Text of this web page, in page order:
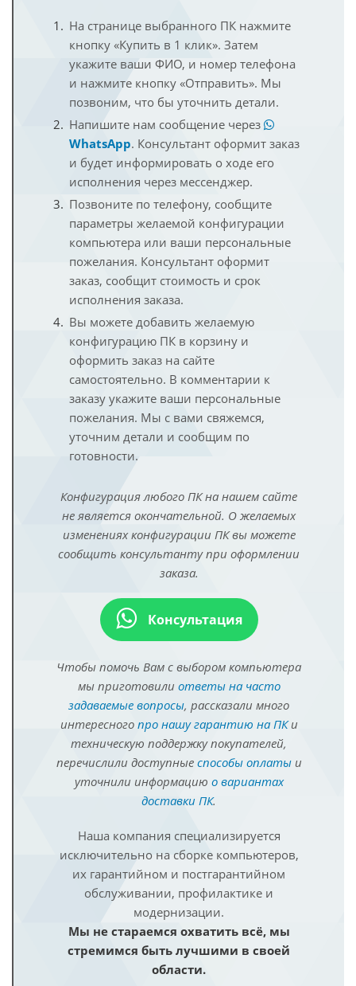
На странице выбранного ПК нажмите
кнопку «Купить в 1 клик». Затем
укажите ваши ФИО, и номер телефона
и нажмите кнопку «Отправить». Мы
позвоним, что бы уточнить детали.
Напишите нам сообщение через
WhatsApp. Консультант оформит заказ
и будет информировать о ходе его
исполнения через мессенджер.
Позвоните по телефону, сообщите
параметры желаемой конфигурации
компьютера или ваши персональные
пожелания. Консультант оформит
заказ, сообщит стоимость и срок
исполнения заказа.
Вы можете добавить желаемую
конфигурацию ПК в корзину и
оформить заказ на сайте
самостоятельно. В комментарии к
заказу укажите ваши персональные
пожелания. Мы с вами свяжемся,
уточним детали и сообщим по
готовности.
Конфигурация любого ПК на нашем сайте
не является окончательной. О желаемых
изменениях конфигурации ПК вы можете
сообщить консультанту при оформлении
заказа.
Консультация
Чтобы помочь Вам с выбором компьютера
мы приготовили ответы на часто
задаваемые вопросы, рассказали много
интересного про нашу гарантию на ПКи
техническую поддержку покупателей,
перечислили доступные способы оплатыи
уточнили информацию о вариантах
доставки ПК.
Наша компания специализируется
исключительно на сборке компьютеров,
их гарантийном и постгарантийном
обслуживании, профилактике и
модернизации.
Мы не стараемся охватить всё, мы
стремимся быть лучшими в своей
области.